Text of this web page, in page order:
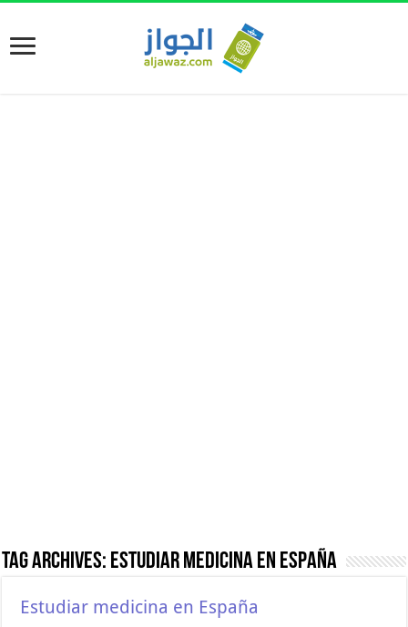
Tag Archives: estudiar medicina en España
Estudiar medicina en España